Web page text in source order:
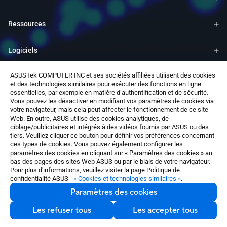
ASUSTek COMPUTER INC et ses sociétés affiliées utilisent des cookies
et des technologies similaires pour exécuter des fonctions en ligne
essentielles, par exemple en matière d’authentification et de sécurité.
Vous pouvez les désactiver en modifiant vos paramètres de cookies via
votre navigateur, mais cela peut affecter le fonctionnement de ce site
Web. En outre, ASUS utilise des cookies analytiques, de
ciblage/publicitaires et intégrés à des vidéos fournis par ASUS ou des
tiers. Veuillez cliquer ce bouton pour définir vos préférences concernant
ces types de cookies. Vous pouvez également configurer les
paramètres des cookies en cliquant sur « Paramètres des cookies » au
bas des pages des sites Web ASUS ou par le biais de votre navigateur.
Pour plus d'informations, veuillez visiter la page Politique de
confidentialité ASUS - « Cookies et technologies similaires ».
Paramètres des cookies
Les refuser tous
Les accepter tous
Ressources
Logiciels
Support
Services & Programmes
Nous contacter
©ASUSTeK Computer Inc. Tous droits réservés.
Conditions d'utilisation
Politique de confidentialité Paramètres des cookies
Nous contacter